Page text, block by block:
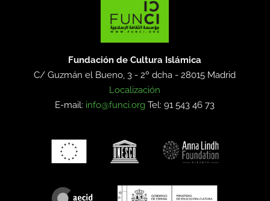
Fundación de Cultura Islámica
C/ Guzmán el Bueno, 3 - 2º dcha -28015 Madrid
Localización
E-mail: info@funci.org Tel: 91 543 46 73